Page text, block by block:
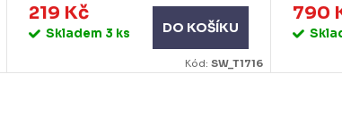
219 Kč
Skladem 3 ks DO KOŠÍKU
Kód: SW_T1716
790